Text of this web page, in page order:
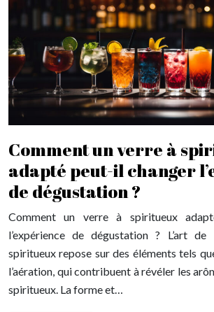
Comment un verre à
adapté peut-il changer
de dégustation ?
Comment un verre à spiritueux
l’expérience de dégustation ? L’art
spiritueux repose sur des éléments tels
l’aération, qui contribuent à révéler les
spiritueux. La forme et…